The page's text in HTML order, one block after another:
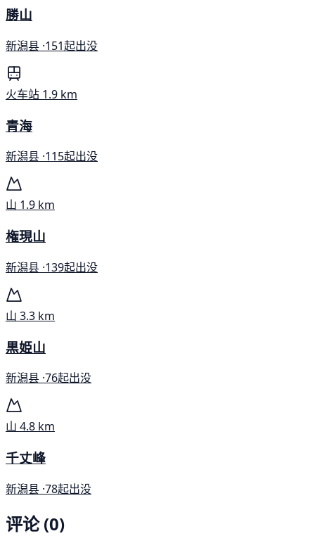
勝山
新潟县 ·151起出没
火车站 1.9 km
青海
新潟县 ·115起出没
山 1.9 km
権現山
新潟县 ·139起出没
山 3.3 km
黒姫山
新潟县 ·76起出没
山 4.8 km
千丈峰
新潟县 ·78起出没
评论 (0)